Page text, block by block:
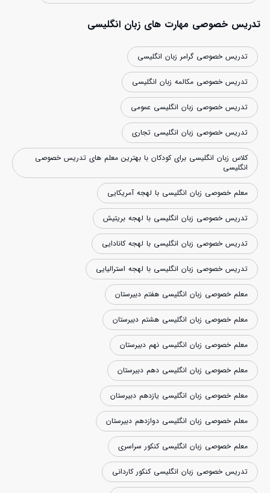
تدریس خصوصی مهارت های زبان انگلیسی
تدریس خصوصی گرامر زبان انگلیسی
تدریس خصوصی مکالمه زبان انگلیسی
تدریس خصوصی زبان انگلیسی عمومی
تدریس خصوصی زبان انگلیسی تجاری
کلاس زبان انگلیسی برای کودکان با بهترین معلم های تدریس خصوصی
انگلیسی
معلم خصوصی زبان انگلیسی با لهجه آمریکایی
تدریس خصوصی زبان انگلیسی با لهجه بریتیش
تدریس خصوصی زبان انگلیسی با لهجه کانادایی
تدریس خصوصی زبان انگلیسی با لهجه استرالیایی
معلم خصوصی زبان انگلیسی هفتم دبیرستان
معلم خصوصی زبان انگلیسی هشتم دبیرستان
معلم خصوصی زبان انگلیسی نهم دبیرستان
معلم خصوصی زبان انگلیسی دهم دبیرستان
معلم خصوصی زبان انگلیسی یازدهم دبیرستان
معلم خصوصی زبان انگلیسی دوازدهم دبیرستان
معلم خصوصی زبان انگلیسی کنکور سراسری
تدریس خصوصی زبان انگلیسی کنکور کاردانی